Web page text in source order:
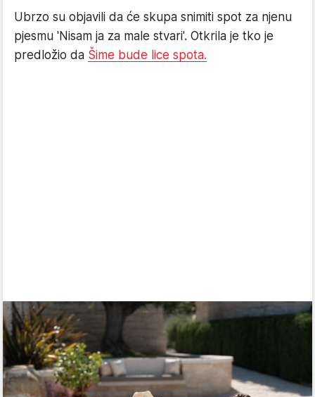
Ubrzo su objavili da će skupa snimiti spot za njenu
pjesmu 'Nisam ja za male stvari'. Otkrila je tko je
predložio da Šime bude lice spota.